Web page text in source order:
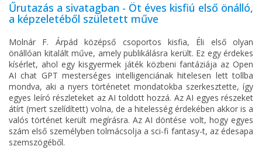
Űrutazás a sivatagban - Öt éves kisfiú első önálló,
a képzeletéből született műve
Molnár F. Árpád középső csoportos kisfia, Éli első olyan
önállóan kitalált műve, amely publikálásra került. Ez egy érdekes
kísérlet, ahol egy kisgyermek játék közbeni fantáziája az Open
AI chat GPT mesterséges intelligenciának hitelesen lett tollba
mondva, aki a nyers történetet mondatokba szerkesztette, így
egyes leíró részleteket az AI toldott hozzá. Az AI egyes részeket
átírt (mert szelídített) volna, de a hitelesség érdekében akkor is a
valós történet került megírásra. Az AI döntése volt, hogy egyes
szám első személyben tolmácsolja a sci-fi fantasy-t, az édesapa
szemszögéből.